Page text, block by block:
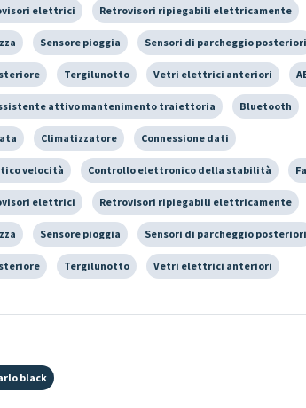
elettrici Retrovisori ripiegabili elettricamente
Sensore pioggia Sensori di parcheggio posteriori
Tergilunotto Vetri elettrici anteriori
attivo mantenimento traiettoria Bluetooth
Climatizzatore Connessione dati
velocità Controllo elettronico della stabilità
elettrici Retrovisori ripiegabili elettricamente
Sensore pioggia Sensori di parcheggio posteriori
Tergilunotto Vetri elettrici anteriori
black